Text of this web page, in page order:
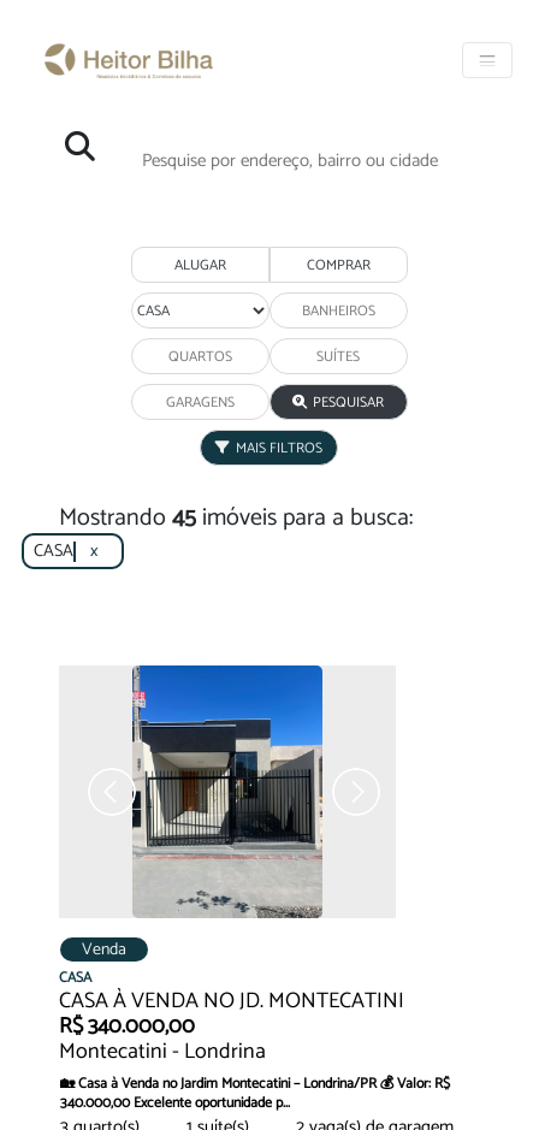
ALUGAR COMPRAR
PESQUISAR
MAIS FILTROS
Mostrando45imóveis para a busca:
CASA x
Venda
CASA
CASA À VENDA NO JD. MONTECATINI
R$ 340.000,00
Montecatini - Londrina
🏡 Casa à Venda no Jardim Montecatini – Londrina/PR 💰 Valor: R$
340.000,00 Excelente oportunidade p...